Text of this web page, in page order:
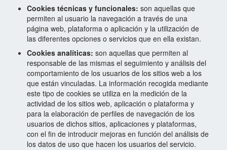
Cookies técnicas y funcionales: son aquellas que
permiten al usuario la navegación a través de una
página web,plataforma o aplicación y la utilización de
las diferentes opciones o servicios que en ella existan.
Cookies analíticas: son aquellas que permiten al
responsable de las mismas el seguimiento y análisis del
comportamiento de los usuarios de los sitios web a los
que están vinculadas. La información recogida mediante
este tipo de cookies se utiliza en la medición de la
actividad de los sitios web, aplicación o plataforma y
para laelaboración de perfiles de navegación de los
usuarios de dichos sitios, aplicaciones y plataformas,
con el fin deintroducir mejoras en función del análisis de
los datos de uso que hacen los usuarios del servicio.